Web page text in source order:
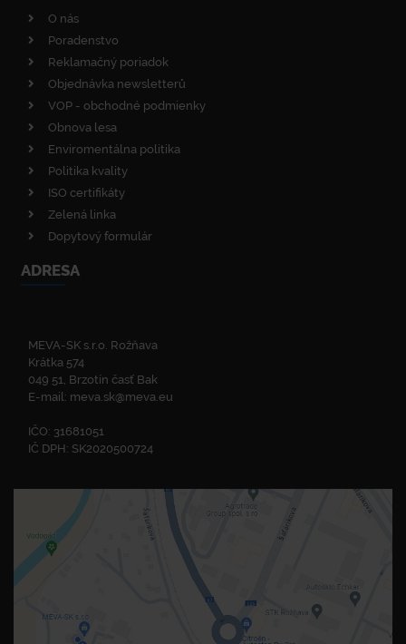
O nás
Poradenstvo
Reklamačný poriadok
Objednávka newsletterů
VOP - obchodné podmienky
Obnova lesa
Enviromentálna politika
Politika kvality
ISO certifikáty
Zelená linka
Dopytový formulár
ADRESA
MEVA-SK s.r.o. Rožňava
Krátka 574
049 51, Brzotín časť Bak
E-mail: meva.sk@meva.eu
IČO: 31681051
IČ DPH: SK2020500724